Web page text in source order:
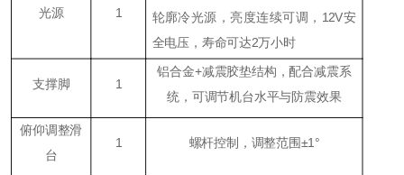
光源 1
轮廓冷光源，亮度连续可调，12V安
全电压，寿命可达2万小时
支撑脚 1
铝合金+减震胶垫结构，配合减震系
统，可调节机台水平与防震效果
俯仰调整滑
台
1 螺杆控制，调整范围±1°